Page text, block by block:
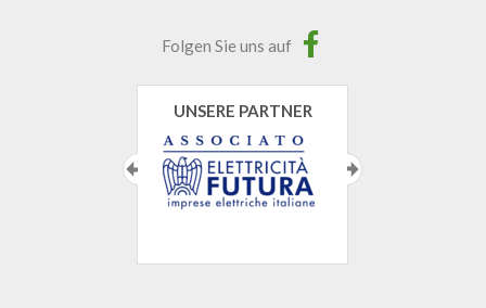
Folgen Sie uns auf
UNSERE PARTNER